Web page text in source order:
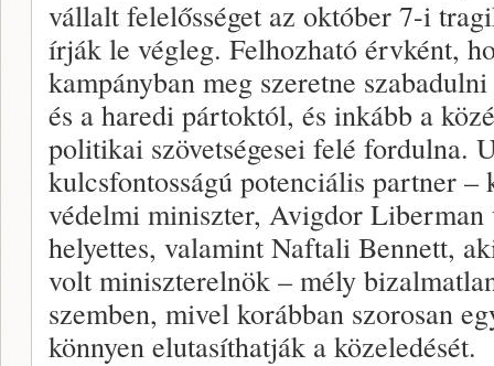
vállalt felelősséget az október 7-i
írják le végleg. Felhozható érvként,
kampányban meg szeretne
és a haredi pártoktól, és inkább a
politikai szövetségesei felé fordulna.
kulcsfontosságú potenciális partner
védelmi miniszter, Avigdor
helyettes, valamint Naftali Bennett,
volt miniszterelnök – mély
szemben, mivel korábban szorosan
könnyen elutasíthatják a közeledését.